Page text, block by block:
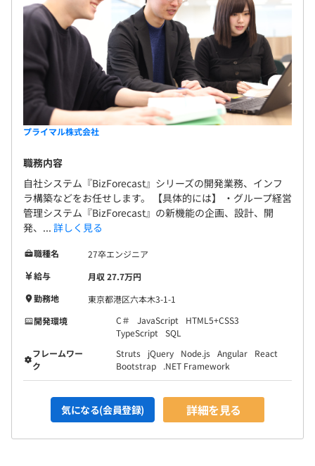
プライマル株式会社
職務内容
自社システム『BizForecast』シリーズの開発業務、インフ
ラ構築などをお任せします。 【具体的には】 ・グループ経営
管理システム『BizForecast』の新機能の企画、設計、開
発、... 詳しく見る
職種名
27卒エンジニア
給与
月収 27.7万円
勤務地
東京都港区六本木3-1-1
開発環境
C＃ JavaScript
HTML5+CSS3
TypeScript
SQL
フレームワー
ク
Struts jQuery Node.js Angular
React
Bootstrap
.NET Framework
気になる(会員登録) 詳細を見る